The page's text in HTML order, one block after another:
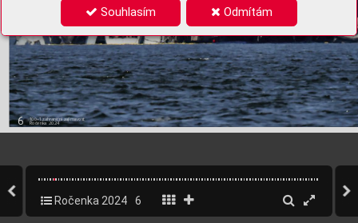
Souhlasím Odmítám
6 100+1 zahraniční zajímavost
Ročenka 2024
Ročenka 2024 6